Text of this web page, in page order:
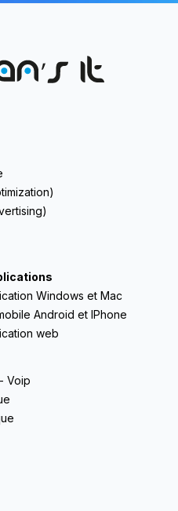
Windows et Mac
Android et IPhone
web
Voip